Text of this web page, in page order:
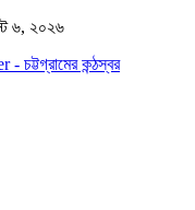
৬, ২০২৬
চট্টগ্রামের কন্ঠস্বর